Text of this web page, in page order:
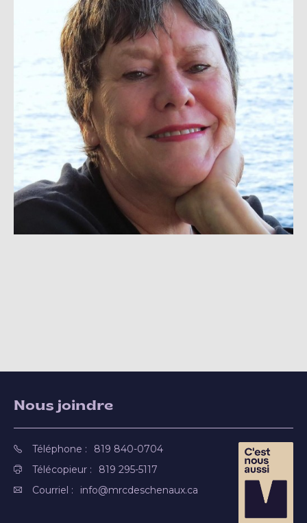
Nous joindre
Téléphone :
819 840-0704
Télécopieur :
819 295-5117
Courriel :
info@mrcdeschenaux.ca